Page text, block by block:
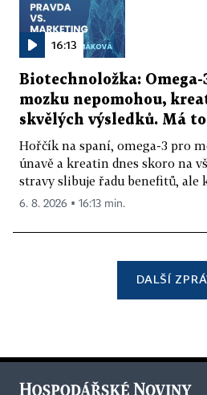
16:13
Biotechnoložka:
mozku nepomohou,
skvělých výsledků. Má
Hořčík na spaní, omega-3 pro
únavě a kreatin dnes skoro na
stravy slibuje řadu benefitů, ale
6. 8. 2026 ▪ 16:13 min.
DALŠÍ